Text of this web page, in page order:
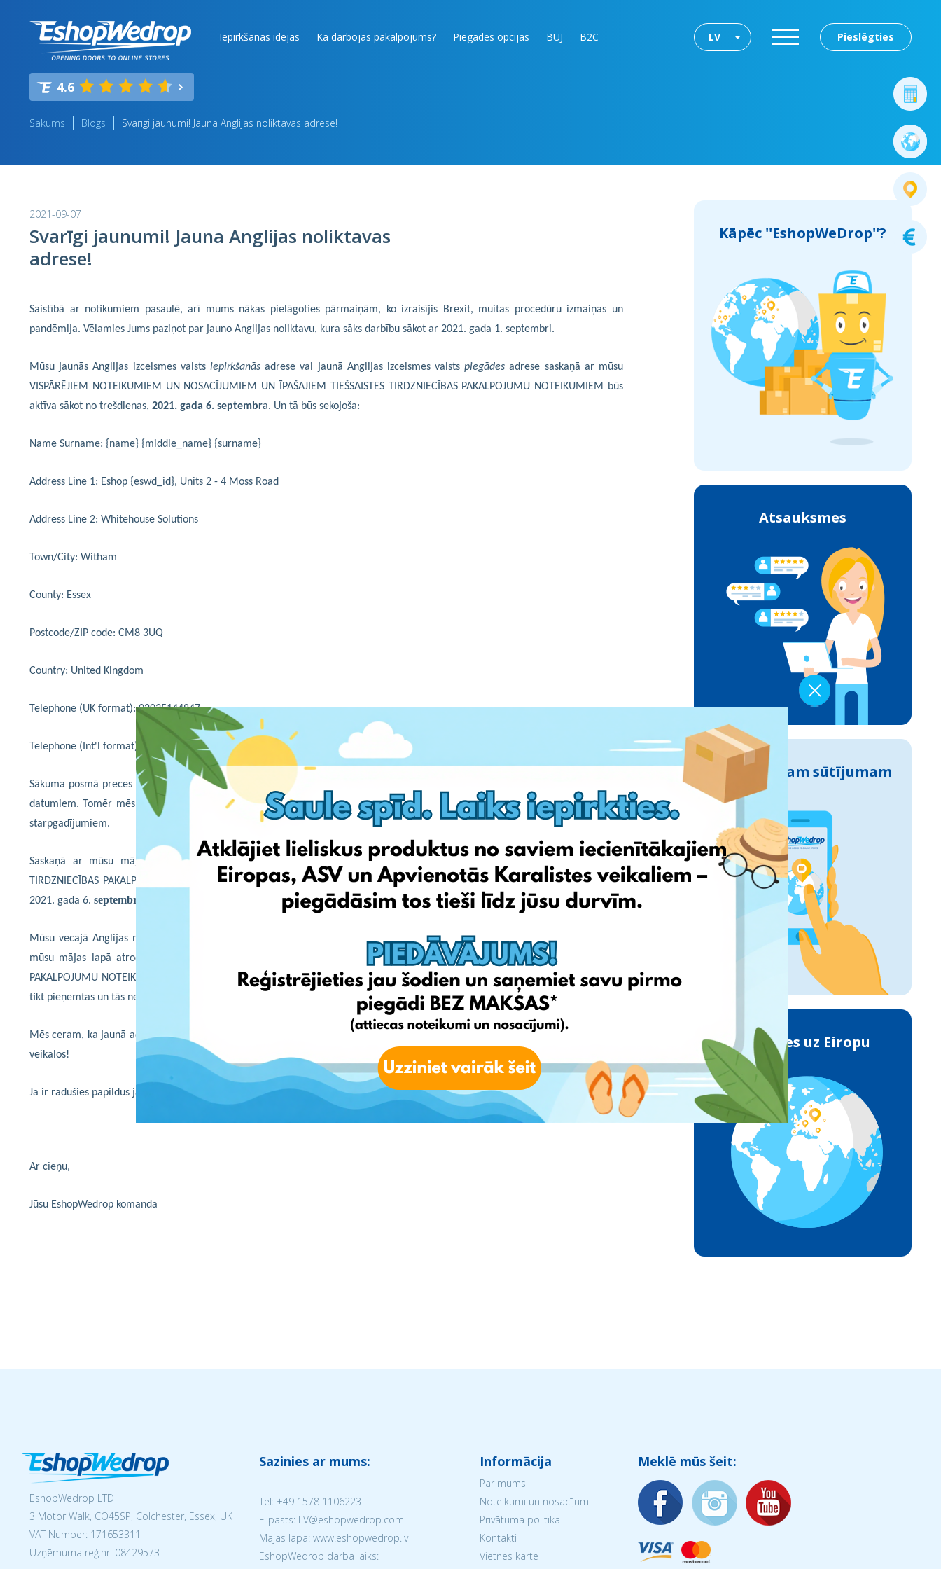
Iepirkšanās idejas Kā darbojas pakalpojums? Piegādes opcijas BUJ B2C Pieslēgties
LV
4.6
Sākums Blogs Svarīgi jaunumi! Jauna Anglijas noliktavas adrese!
2021-09-07
Svarīgi jaunumi! Jauna Anglijas noliktavas
adrese!
Saistībā ar notikumiem pasaulē, arī mums nākas pielāgoties pārmaiņām, ko izraisījis Brexit, muitas procedūru izmaiņas un
pandēmija. Vēlamies Jums paziņot par jauno Anglijas noliktavu, kura sāks darbību sākot ar 2021. gada 1. septembri.
Mūsu jaunās Anglijas izcelsmes valstsiepirkšanāsadrese vai jaunā Anglijas izcelsmes valstspiegādes adrese saskaņā ar mūsu
VISPĀRĒJIEM NOTEIKUMIEM UN NOSACĪJUMIEM UN ĪPAŠAJIEM TIEŠSAISTES TIRDZNIECĪBAS PAKALPOJUMU NOTEIKUMIEM būs
aktīva sākot no trešdienas, 2021. gada 6. septembra. Un tā būs sekojoša:
Name Surname: {name} {middle_name} {surname}
Address Line 1: Eshop {eswd_id}, Units 2 - 4 Moss Road
Address Line 2: Whitehouse Solutions
Town/City: Witham
County: Essex
Postcode/ZIP code: CM8 3UQ
Country: United Kingdom
Telephone (UK format): 02035144847
Telephone (Int'l format): +44 2035144847
Sākuma posmā preces tiks saņemtas abās Anglijas noliktavās, gan vecajā, gan jaunajā- pievērsiet uzmanību zemāk norādītajiem
datumiem. Tomēr mēs klientiem iesakām izmantot jauno Anglijas adresi uzreiz, tiklīdz tā būs aktīva, lai izvairītos no jebkādiem
starpgadījumiem.
Saskaņā ar mūsu mājas lapā atrodamajiem VISPĀRĒJIEM NOTEIKUMIEM UN NOSACĪJUMIEM UN ĪPAŠAJIEM TIEŠSAISTES
TIRDZNIECĪBAS PAKALPOJUMU NOTEIKUMIEM 3.10 (2) visas preces, kuras mūsu jaunajā noliktavā nonāks sākot nopirmdienas,
2021. gada 6. septembra uzskatītas par EshopWedrop klientu precēm.
Mūsu vecajā Anglijas noliktavā preces tiks pieņemtas un apstrādātas līdz piektdienai,2021. gada 24. septembrim
mūsu mājas lapā atrodamajiem VISPĀRĒJIEM NOTEIKUMIEM UN NOSACĪJUMIEM UN ĪPAŠAJIEM TIEŠSAISTES TIRDZNIECĪBAS
PAKALPOJUMU NOTEIKUMIEM punktu 3.2 (1) un 3,10 (2), visas preces kas būs piegādātas pēc 2021. gada 24. septembra nevarēs
tikt pieņemtas un tās netiks uzskatītas par EshopWedrop klientu precēm. Mēs par tām nevarēsim uzņemties nekādu atbildību.
Mēs ceram, ka jaunā adrese sniegs vēl plašākas iespējas, un Jūs varēsiet turpināt iepirkties savos iecienītākajos Anglijas interneta
veikalos!
Ja ir radušies papildus jautājumi, droši rakstiet mums.
Ar cieņu,
Jūsu EshopWedrop komanda
Kāpēc ''EshopWeDrop''?
Atsauksmes
Izseko savam sūtījumam
Piegādes uz Eiropu
EshopWedrop LTD
3 Motor Walk, CO45SP, Colchester, Essex, UK
VAT Number: 171653311
Uzņēmuma reģ.nr: 08429573
Sazinies ar mums:
Tel: +49 1578 1106223
E-pasts: LV@eshopwedrop.com
Mājas lapa: www.eshopwedrop.lv
EshopWedrop darba laiks:
Informācija
Par mums
Noteikumi un nosacījumi
Privātuma politika
Kontakti
Vietnes karte
Meklē mūs šeit: